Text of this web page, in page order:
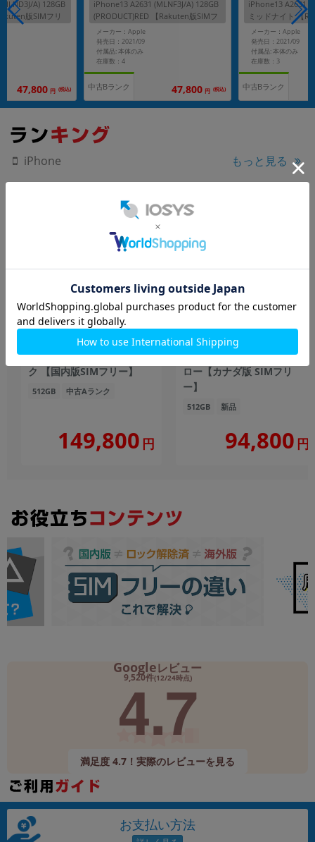
A) 128GB
版SIMフリ
47,800 円 (税込)
iPhone13 A2631 (MLNF3J/A) 128GB
(PRODUCT)RED 【Rakuten版SIMフ
リー】
メーカー：Apple
発売日：2021/09
付属品: 本体のみ
在庫数：4
中古Bランク 47,800 円 (税込)
iPhone13 A2631
ミッドナイト 【
ー】
メーカー：Apple
発売日：2021/09
付属品: 本体のみ
在庫数：3
中古Bランク
iPhone もっと見る
iPhone16 A3286
(MYE23J/A) 512GB ブラッ
ク 【国内版SIMフリー】
512GB 中古Aランク
149,800 円
iPhone14 Plus A2885
(MR663VC/A) 512GB イエ
ロー【カナダ版 SIMフリ
ー】
512GB 新品
94,800 円
Googleレビュー
9,520件(12/24時点)
4.7
満足度 4.7！実際のレビューを見る
お支払い方法